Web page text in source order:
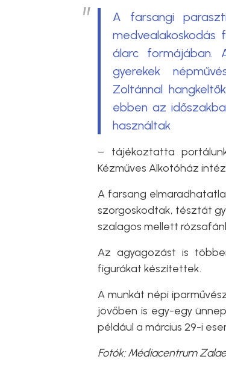
A farsangi
álarc formájában.
gyerekek
Zoltánnal
ebben az
használtak
– tájékoztatta
Kézműves Alkotóház
A farsang
szorgoskodtak, tésztát
szalagos mellett
Az agyagozást is
figurákat készítettek.
A munkát népi
jövőben is egy-egy
például a március 29-i
Fotók: Médiacentrum